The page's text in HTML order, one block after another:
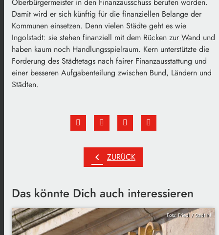
Oberbürgermeister in den Finanzausschuss berufen worden.
Damit wird er sich künftig für die finanziellen Belange der
Kommunen einsetzen. Denn vielen Städte geht es wie
Ingolstadt: sie stehen finanziell mit dem Rücken zur Wand und
haben kaum noch Handlungsspielraum. Kern unterstützte die
Forderung des Städtetags nach fairer Finanzausstattung und
einer besseren Aufgabenteilung zwischen Bund, Ländern und
Städten.
chevron_left ZURÜCK
Das könnte Dich auch interessieren
Foto: Friedl / Stadt IN